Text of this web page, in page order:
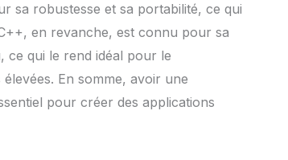
sa robustesse et sa portabilité, ce qui
en revanche, est connu pour sa
ce qui le rend idéal pour le
En somme, avoir une
pour créer des applications